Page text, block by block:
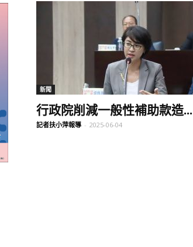
訊
新聞
行政院削減一般性補助款造...
記者扶小萍報導 - 2025-06-04